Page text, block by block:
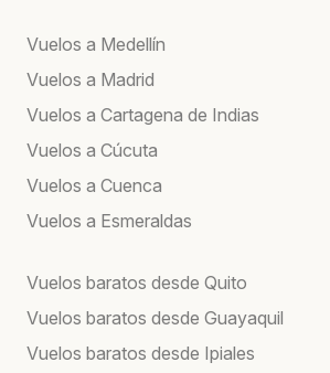
Vuelos a Medellín
Vuelos a Madrid
Vuelos a Cartagena de Indias
Vuelos a Cúcuta
Vuelos a Cuenca
Vuelos a Esmeraldas
Vuelos baratos desde Quito
Vuelos baratos desde Guayaquil
Vuelos baratos desde Ipiales